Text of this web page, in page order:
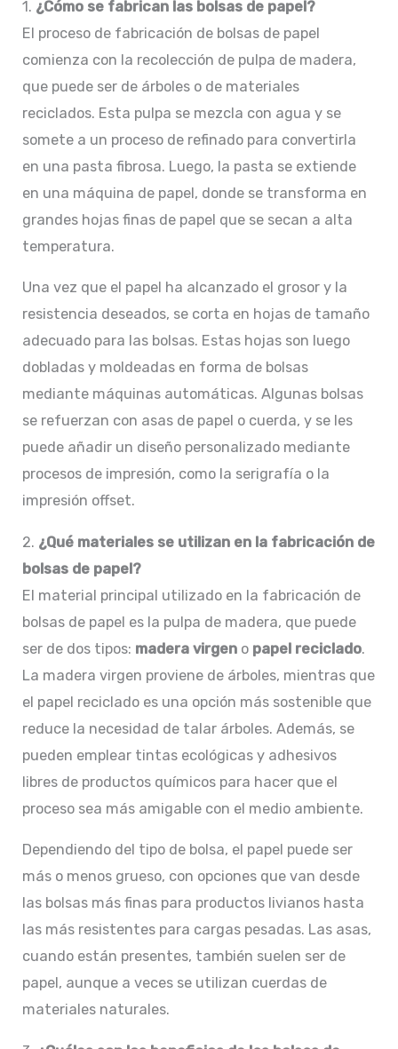
1. ¿Cómo se fabrican las bolsas de papel?
El proceso de fabricación de bolsas de papel
comienza con la recolección de pulpa de madera,
que puede ser de árboles o de materiales
reciclados. Esta pulpa se mezcla con agua y se
somete a un proceso de refinado para convertirla
en una pasta fibrosa. Luego, la pasta se extiende
en una máquina de papel, donde se transforma en
grandes hojas finas de papel que se secan a alta
temperatura.
Una vez que el papel ha alcanzado el grosor y la
resistencia deseados, se corta en hojas de tamaño
adecuado para las bolsas. Estas hojas son luego
dobladas y moldeadas en forma de bolsas
mediante máquinas automáticas. Algunas bolsas
se refuerzan con asas de papel o cuerda, y se les
puede añadir un diseño personalizado mediante
procesos de impresión, como la serigrafía o la
impresión offset.
2. ¿Qué materiales se utilizan en la fabricación de
bolsas de papel?
El material principal utilizado en la fabricación de
bolsas de papel es la pulpa de madera, que puede
ser de dos tipos: madera virgen o papel reciclado.
La madera virgen proviene de árboles, mientras que
el papel reciclado es una opción más sostenible que
reduce la necesidad de talar árboles. Además, se
pueden emplear tintas ecológicas y adhesivos
libres de productos químicos para hacer que el
proceso sea más amigable con el medio ambiente.
Dependiendo del tipo de bolsa, el papel puede ser
más o menos grueso, con opciones que van desde
las bolsas más finas para productos livianos hasta
las más resistentes para cargas pesadas. Las asas,
cuando están presentes, también suelen ser de
papel, aunque a veces se utilizan cuerdas de
materiales naturales.